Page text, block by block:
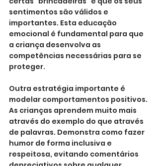
sentimentos são válidos e
importantes. Esta educação
emocional é fundamental para que
a criança desenvolva as
competências necessárias para se
proteger.
Outra estratégia importante é
modelar comportamentos positivos.
As crianças aprendem muito mais
através do exemplo do que através
de palavras. Demonstra como fazer
humor de forma inclusiva e
respeitosa, evitando comentários